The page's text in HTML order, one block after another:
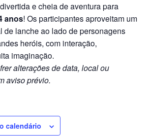
e cheia de aventura para
anos! Os participantes aproveitam um
de lanche ao lado de personagens
heróis, com interação,
imaginação.
alterações de data, local ou
aviso prévio.
calendário